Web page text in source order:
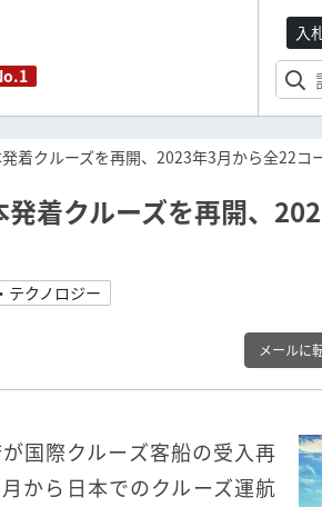
入
着クルーズを再開、2023年3月から全22コ
着クルーズを再開、
テクノロジー
メールに
国際クルーズ客船の受入再
から日本でのクルーズ運航